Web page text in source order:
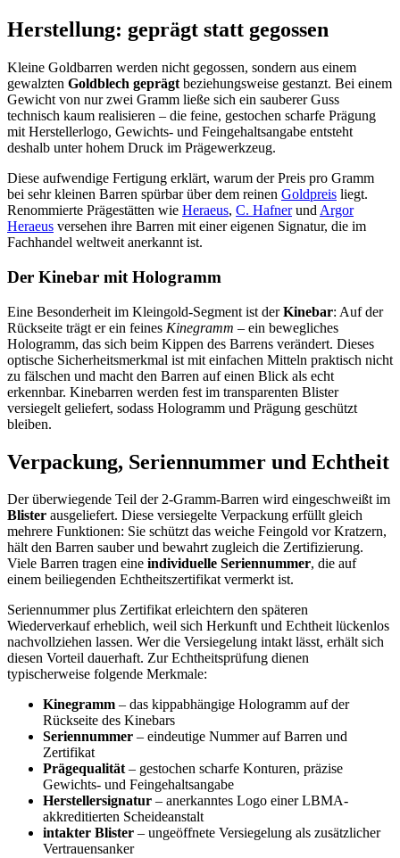
Herstellung: geprägt statt gegossen
Kleine Goldbarren werden nicht gegossen, sondern aus einem
gewalzten Goldblech geprägt beziehungsweise gestanzt. Bei einem
Gewicht von nur zwei Gramm ließe sich ein sauberer Guss
technisch kaum realisieren – die feine, gestochen scharfe Prägung
mit Herstellerlogo, Gewichts- und Feingehaltsangabe entsteht
deshalb unter hohem Druck im Prägewerkzeug.
Diese aufwendige Fertigung erklärt, warum der Preis pro Gramm
bei sehr kleinen Barren spürbar über dem reinen Goldpreis liegt.
Renommierte Prägestätten wie Heraeus, C. Hafnerund Argor
Heraeus versehen ihre Barren mit einer eigenen Signatur, die im
Fachhandel weltweit anerkannt ist.
Der Kinebar mit Hologramm
Eine Besonderheit im Kleingold-Segment ist derKinebar: Auf der
Rückseite trägt er ein feines Kinegramm – ein bewegliches
Hologramm, das sich beim Kippen des Barrens verändert. Dieses
optische Sicherheitsmerkmal ist mit einfachen Mitteln praktisch nicht
zu fälschen und macht den Barren auf einen Blick als echt
erkennbar. Kinebarren werden fest im transparenten Blister
versiegelt geliefert, sodass Hologramm und Prägung geschützt
bleiben.
Verpackung, Seriennummer und Echtheit
Der überwiegende Teil der 2-Gramm-Barren wird eingeschweißt im
Blister ausgeliefert. Diese versiegelte Verpackung erfüllt gleich
mehrere Funktionen: Sie schützt das weiche Feingold vor Kratzern,
hält den Barren sauber und bewahrt zugleich die Zertifizierung.
Viele Barren tragen eine individuelle Seriennummer, die auf
einem beiliegenden Echtheitszertifikat vermerkt ist.
Seriennummer plus Zertifikat erleichtern den späteren
Wiederverkauf erheblich, weil sich Herkunft und Echtheit lückenlos
nachvollziehen lassen. Wer die Versiegelung intakt lässt, erhält sich
diesen Vorteil dauerhaft. Zur Echtheitsprüfung dienen
typischerweise folgende Merkmale:
Kinegramm – das kippabhängige Hologramm auf der
Rückseite des Kinebars
Seriennummer – eindeutige Nummer auf Barren und
Zertifikat
Prägequalität– gestochen scharfe Konturen, präzise
Gewichts- und Feingehaltsangabe
Herstellersignatur – anerkanntes Logo einer LBMA-
akkreditierten Scheideanstalt
intakter Blister – ungeöffnete Versiegelung als zusätzlicher
Vertrauensanker